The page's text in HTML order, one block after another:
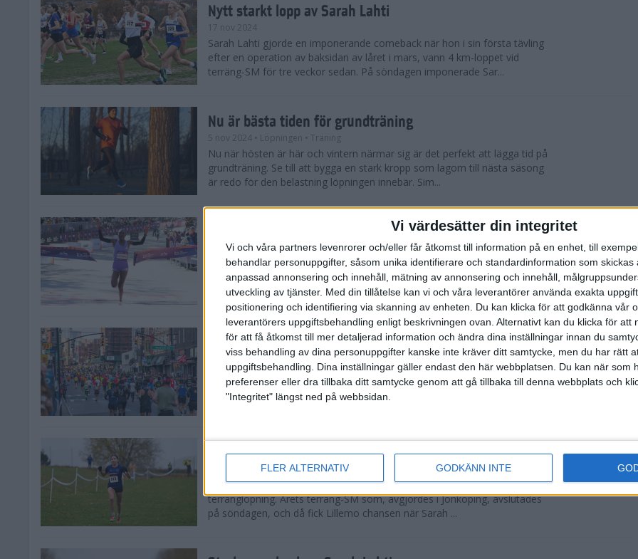
Vi värdesätter din integritet
Vi och våra partners levenrorer och/eller får åtkomst till information på en enhet, till
behandlar personuppgifter, såsom unika identifierare och standardinformation som skickas
anpassad annonsering och innehåll, mätning av annonsering och innehåll,
utveckling av tjänster. Med din tillåtelse kan vi och våra leverantörer använda exakta
positionering och identifiering via skanning av enheten. Du kan klicka för att godkänna vår
leverantörers uppgiftsbehandling enligt beskrivningen ovan. Alternativt kan du klicka för att
för att få åtkomst till mer detaljerad information och ändra dina inställningar innan du
viss behandling av dina personuppgifter kanske inte kräver ditt samtycke, men du har rätt
uppgiftsbehandling. Dina inställningar gäller endast den här webbplatsen. Du kan när som
preferenser eller dra tillbaka ditt samtycke genom att gå tillbaka till denna webbplats och
"Integritet" längst ned på webbsidan.
FLER ALTERNATIV GODKÄNN INTE
Nytt starkt lopp av Sarah Lahti
17 nov 2024
Sarah Lahti gjorde en imponerande comeback när hon i sin första tävling
efter en operation av baksidan av låret i mars, vann 4 km-loppet vid
terräng-SM för tre veckor sedan. På söndagen imponerade Sar...
Nu är bästa tiden för grundträning
5 nov 2024 • Löpningen • Träning
Nu när hösten är här och vintern närmar sig är det perfekt att lägga tid på
grundträning. Se till att bygga en stark kropp som lagom till nästa säsong
är redo för den belastning löpningen innebär. Sim...
Nya vinnare i New York City Marathon
3 nov 2024
Efter tuffa spurtstrider blev det nya vinnare i både herr- och damklassen i
världens ledande marathonlopp TCS New York City Marathon som
avgjordes på söndagen i skönt löparväder med solsken, cirka 12 ...
Historien om New York City Marathon
29 okt 2024
Söndagen den 3 november, avgjordes världens mest kända maratonlopp
TCS New York City Marathon, ett lopp som samlar cirka 50 000 deltagare
från hela världen, därav omkring 300 från Sverige.
Äntligen SM-guld för Lillemo
I regnväder fick äntligen Emilia Lillemo vinna ett SM-guld i seniorklassen i
terränglöpning. Årets terräng-SM som, avgjordes i Jönköping, avslutades
på söndagen, och då fick Lillemo chansen när Sarah ...